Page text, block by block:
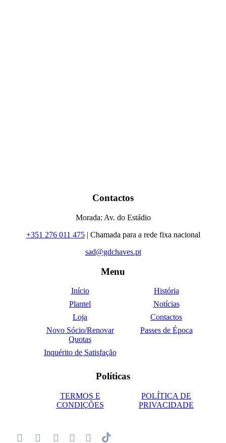
Contactos
Morada: Av. do Estádio
+351 276 011 475| Chamada para a rede fixa nacional
sad@gdchaves.pt
Menu
Início
História
Plantel
Notícias
Loja
Contactos
Novo Sócio/Renovar
Quotas
Passes de Época
Inquérito de Satisfação
Políticas
TERMOS E
CONDIÇÕES
POLÍTICA DE
PRIVACIDADE